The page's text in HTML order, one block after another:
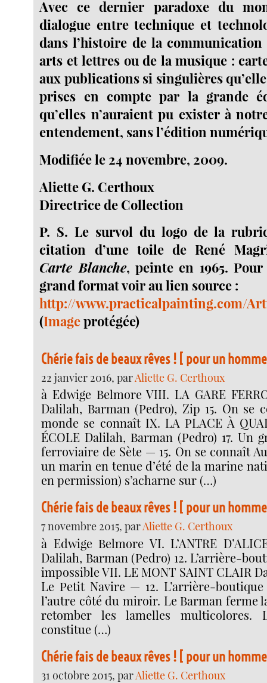
Avec ce dernier paradoxe du
dialogue entre technique et
dans l’histoire de la communication
arts et lettres ou de la musique :
aux publications si singulières
prises en compte par la grande
qu’elles n’auraient pu exister à
entendement, sans l’édition
Modifiée le 24 novembre, 2009.
Aliette G. Certhoux
Directrice de Collection
P. S. Le survol du logo de la
citation d’une toile de René
Carte Blanche, peinte en 1965.
grand format voir au lien source :
http://www.practicalpainting.com/
(Imageprotégée)
Chérie fais de beaux rêves ! [ pour un
22 janvier 2016, parAliette G. Certhoux
à Edwige Belmore VIII. LA GARE
Dalilah, Barman (Pedro), Zip 15. On se
monde se connaît IX. LA PLACE À
ÉCOLE Dalilah, Barman (Pedro) 17. Un
ferroviaire de Sète — 15. On se connaît
un marin en tenue d’été de la marine
en permission) s’acharne sur (…)
Chérie fais de beaux rêves ! [ pour un
7 novembre 2015, parAliette G. Certhoux
à Edwige Belmore VI. L’ANTRE
Dalilah, Barman (Pedro) 12. L’arrière-
impossible VII. LE MONT SAINT CLAIR
Le Petit Navire — 12. L’arrière-
l’autre côté du miroir. Le Barman ferme
retomber les lamelles multicolores.
constitue (…)
Chérie fais de beaux rêves ! [ pour un
31 octobre 2015, parAliette G. Certhoux